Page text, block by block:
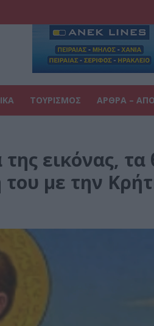
ΤΟΥΡΙΣΜΟΣ ΑΡΘΡΑ –
εικόνας,
με την